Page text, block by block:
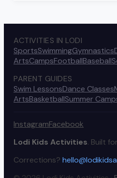
ACTIVITIES IN LODI
SportsSwimmingGymnastics
ArtsCampsFootballBaseball
PARENT GUIDES
Swim LessonsDance Classes
ArtsBasketballSummer
InstagramFacebook
Lodi Kids Activities. Built
Corrections?